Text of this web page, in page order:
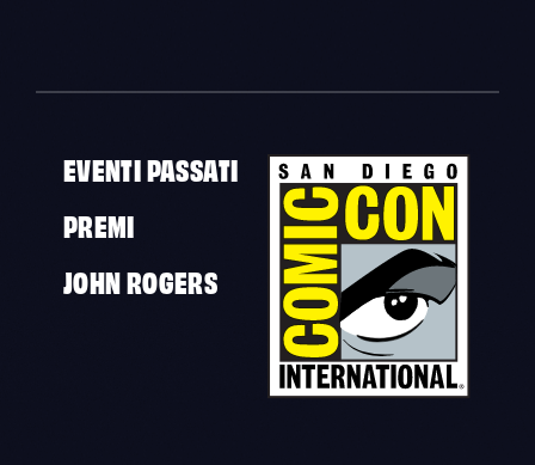
EVENTI PASSATI
PREMI
JOHN ROGERS